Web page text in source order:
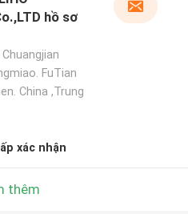
hồ sơ
FuTian
China ,Trung
xác nhận
thêm